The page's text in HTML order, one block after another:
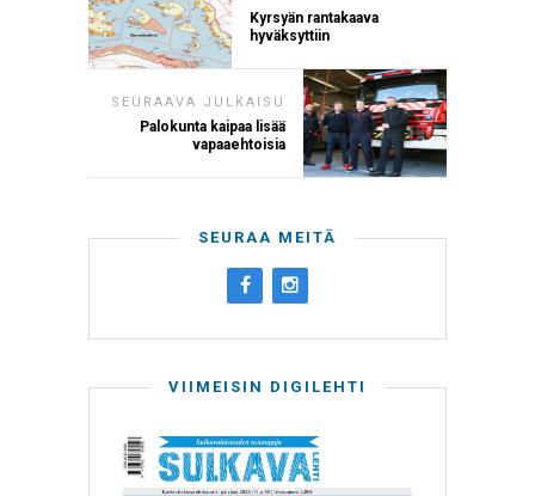
Kyrsyän rantakaava
hyväksyttiin
SEURAAVA JULKAISU
Palokunta kaipaa lisää
vapaaehtoisia
SEURAA MEITÄ
VIIMEISIN DIGILEHTI